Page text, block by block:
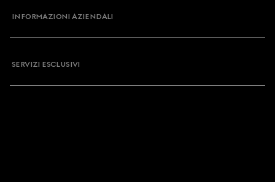
INFORMAZIONI AZIENDALI
SERVIZI ESCLUSIVI